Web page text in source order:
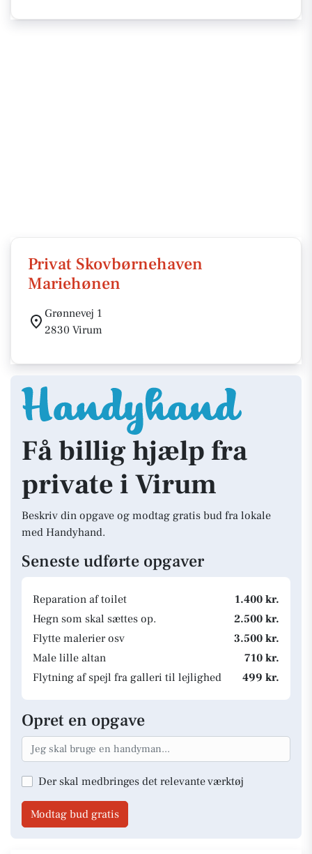
Privat Skovbørnehaven
Mariehønen
Grønnevej 1
2830 Virum
Få billig hjælp fra
private i Virum
Beskriv din opgave og modtag gratis bud fra lokale
med Handyhand.
Seneste udførte opgaver
Reparation af toilet
1.400 kr.
Hegn som skal sættes op.
2.500 kr.
Flytte malerier osv
3.500 kr.
Male lille altan
710 kr.
Flytning af spejl fra galleri til lejlighed
499 kr.
Opret en opgave
Der skal medbringes det relevante værktøj
Modtag bud gratis